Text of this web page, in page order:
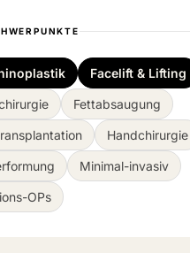
Facelift & Lifting
Fettabsaugung
Handchirurgie
Minimal-invasiv
OPs